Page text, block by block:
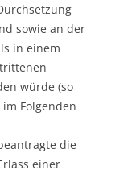
sowie an der
in einem
würde (so
Folgenden
die
einer